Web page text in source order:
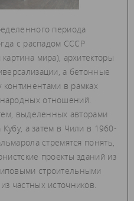
периода
с распадом СССР
мира), архитекторы
а бетонные
в рамках
отношений.
выделенных авторами
а затем в Чили в 1960-
стремятся понять,
проекты зданий из
строительными
частных источников.